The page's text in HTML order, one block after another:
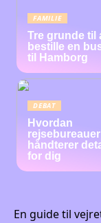
FAMILIE
Tre grunde til
bestille en
til Hamborg
DEBAT
Hvordan
rejsebureauer
håndterer
for dig
En guide til